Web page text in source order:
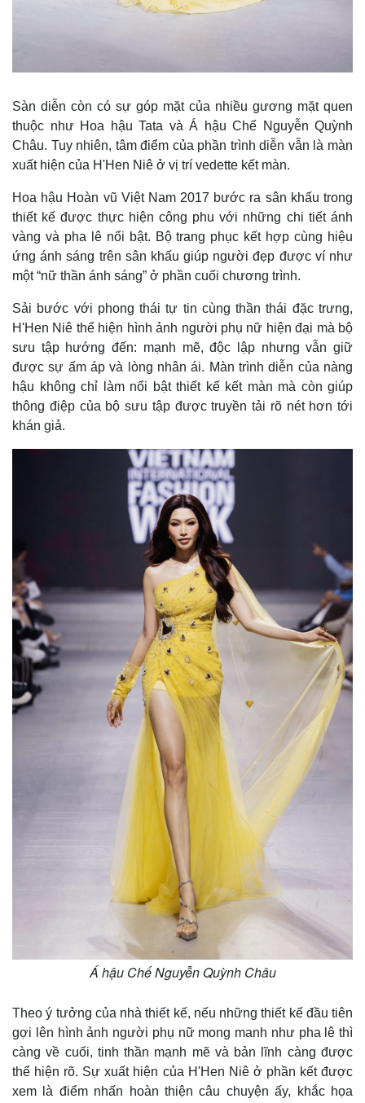
Pháp luật
Quân sự - Quốc phòng
Vũ khí
Việt Nam
Phân tích
Sàn diễn còn có sự góp mặt của nhiều gương mặt quen
thuộc như Hoa hậu Tata và Á hậu Chế Nguyễn Quỳnh
Châu. Tuy nhiên, tâm điểm của phần trình diễn vẫn là màn
xuất hiện của H'Hen Niê ở vị trí vedette kết màn.
Hoa hậu Hoàn vũ Việt Nam 2017 bước ra sân khấu trong
thiết kế được thực hiện công phu với những chi tiết ánh
vàng và pha lê nổi bật. Bộ trang phục kết hợp cùng hiệu
ứng ánh sáng trên sân khấu giúp người đẹp được ví như
một “nữ thần ánh sáng” ở phần cuối chương trình.
Sải bước với phong thái tự tin cùng thần thái đặc trưng,
H'Hen Niê thể hiện hình ảnh người phụ nữ hiện đại mà bộ
sưu tập hướng đến: mạnh mẽ, độc lập nhưng vẫn giữ
được sự ấm áp và lòng nhân ái. Màn trình diễn của nàng
hậu không chỉ làm nổi bật thiết kế kết màn mà còn giúp
thông điệp của bộ sưu tập được truyền tải rõ nét hơn tới
khán giả.
Á hậu Chế Nguyễn Quỳnh Châu
Theo ý tưởng của nhà thiết kế, nếu những thiết kế đầu tiên
gợi lên hình ảnh người phụ nữ mong manh như pha lê thì
càng về cuối, tinh thần mạnh mẽ và bản lĩnh càng được
thể hiện rõ. Sự xuất hiện của H'Hen Niê ở phần kết được
xem là điểm nhấn hoàn thiện câu chuyện ấy, khắc họa